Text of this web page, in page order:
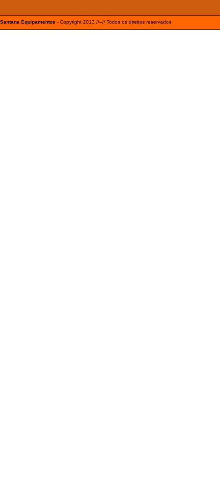
Santana Equipamentos - Copyright 2013 //--// Todos os direitos reservados